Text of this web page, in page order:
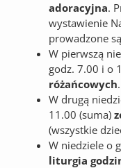
adoracyjna.
wystawienie
prowadzone
W pierwszą
godz. 7.00 i o
różańcowych.
W drugą
11.00 (suma)
(wszystkie
W niedziele o
liturgia